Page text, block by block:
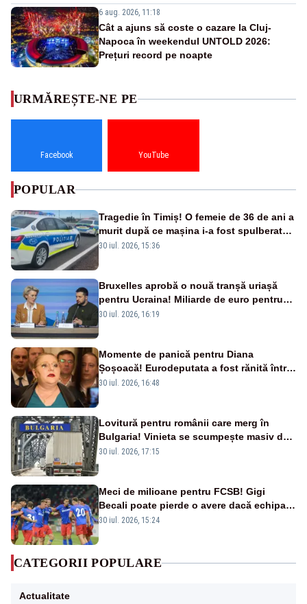
6 aug. 2026, 11:18
Cât a ajuns să coste o cazare la Cluj-
Napoca în weekendul UNTOLD 2026:
Prețuri record pe noapte
URMĂREȘTE-NE PE
Facebook YouTube
POPULAR
Tragedie în Timiș! O femeie de 36 de ani a
murit după ce mașina i-a fost spulberată
de tren
30 iul. 2026, 15:36
Bruxelles aprobă o nouă tranșă uriașă
pentru Ucraina! Miliarde de euro pentru
armament și apărare
30 iul. 2026, 16:19
Momente de panică pentru Diana
Șoșoacă! Eurodeputata a fost rănită într-
un accident rutier
30 iul. 2026, 16:48
Lovitură pentru românii care merg în
Bulgaria! Vinieta se scumpește masiv de
la 1 august
30 iul. 2026, 17:15
Meci de milioane pentru FCSB! Gigi
Becali poate pierde o avere dacă echipa
este eliminată de FK Auda
30 iul. 2026, 15:24
CATEGORII POPULARE
Actualitate